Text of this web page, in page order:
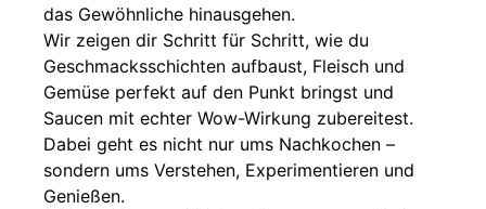
das Gewöhnliche hinausgehen.
Wir zeigen dir Schritt für Schritt, wie du
Geschmacksschichten aufbaust, Fleisch und
Gemüse perfekt auf den Punkt bringst und
Saucen mit echter Wow-Wirkung zubereitest.
Dabei geht es nicht nur ums Nachkochen –
sondern ums Verstehen, Experimentieren und
Genießen.